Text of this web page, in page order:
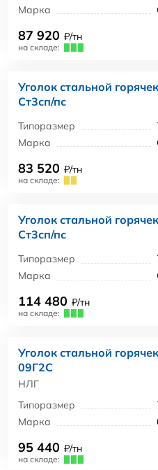
Марка
87 920 ₽/тн
на складе:
Уголок стальной
Ст3сп/пс
Типоразмер
Марка
83 520 ₽/тн
на складе:
Уголок стальной
Ст3сп/пс
Типоразмер
Марка
114 480 ₽/тн
на складе:
Уголок стальной
09Г2С
НЛГ
Типоразмер
Марка
95 440 ₽/тн
на складе: